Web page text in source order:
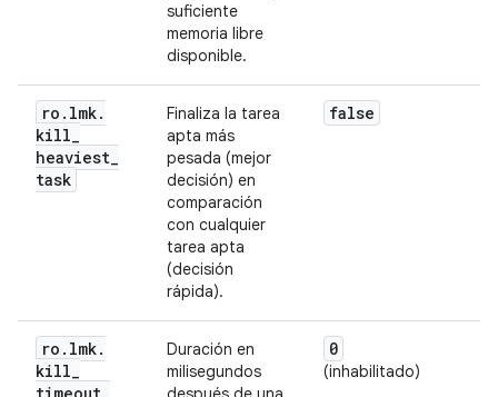
suficiente
memoria libre
disponible.
ro . lmk.
kill_
heaviest_
task
Finaliza la tarea
apta más
pesada (mejor
decisión) en
comparación
con cualquier
tarea apta
(decisión
rápida).
false
ro . lmk.
kill_
Duración en
milisegundos
0
(inhabilitado)